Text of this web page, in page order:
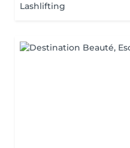
Lashlifting